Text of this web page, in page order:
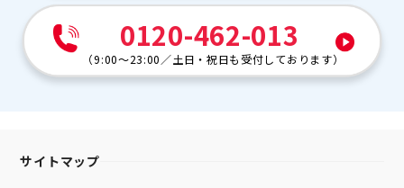
0120-462-013
（9:00～23:00 ／土日・祝日も受付しております）
サイトマップ